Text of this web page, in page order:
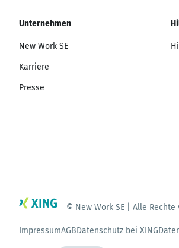
Unternehmen
New Work SE
Karriere
Presse
© New Work SE | Alle
ImpressumAGBDatenschutz bei XING